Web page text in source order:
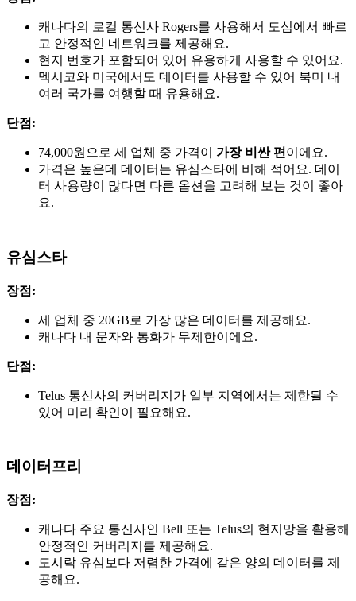
캐나다의 로컬 통신사 Rogers를 사용해서 도심에서 빠르
고 안정적인 네트워크를 제공해요.
현지 번호가 포함되어 있어 유용하게 사용할 수 있어요.
멕시코와 미국에서도 데이터를 사용할 수 있어 북미 내
여러 국가를 여행할 때 유용해요.
단점:
74,000원으로 세 업체 중 가격이 가장 비싼 편 이에요.
가격은 높은데 데이터는 유심스타에 비해 적어요. 데이
터 사용량이 많다면 다른 옵션을 고려해 보는 것이 좋아
요.
유심스타
장점:
세 업체 중 20GB로 가장 많은 데이터를 제공해요.
캐나다 내 문자와 통화가 무제한이에요.
단점:
Telus 통신사의 커버리지가 일부 지역에서는 제한될 수
있어 미리 확인이 필요해요.
데이터프리
장점:
캐나다 주요 통신사인 Bell 또는 Telus의 현지망을 활용해
안정적인 커버리지를 제공해요.
도시락 유심보다 저렴한 가격에 같은 양의 데이터를 제
공해요.